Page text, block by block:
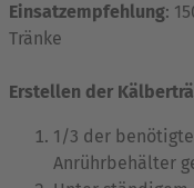
Einsatzempfehlung:
Tränke
Erstellen der
1/3 der
Anrührbehälter